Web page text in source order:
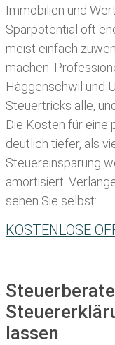
Immobilien und
Sparpotential oft
meist einfach
machen.
Häggenschwil und
Steuertricks alle,
Die Kosten für eine
deutlich tiefer, als
Steuereinsparung
amortisiert.
sehen Sie selbst:
KOSTENLOSE
lassen